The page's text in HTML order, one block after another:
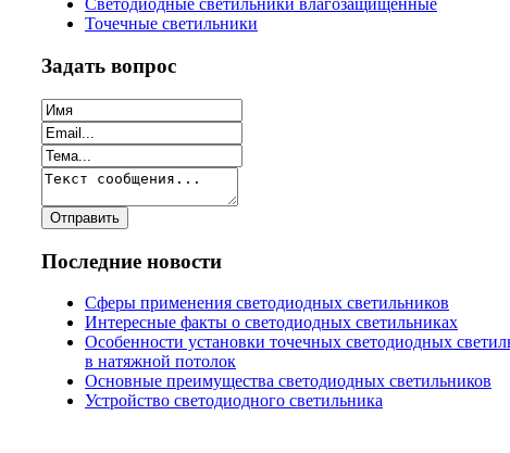
Светодиодные светильники влагозащищенные
Точечные светильники
Задать вопрос
Последние новости
Сферы применения светодиодных светильников
Интересные факты о светодиодных светильниках
Особенности установки точечных светодиодных
в натяжной потолок
Основные преимущества светодиодных светильников
Устройство светодиодного светильника